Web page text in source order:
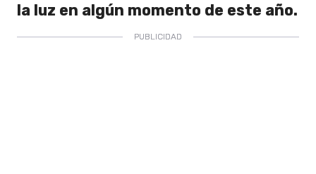
la luz en algún momento de este año.